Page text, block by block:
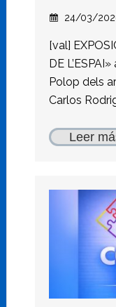
24/03/
[val]
DE
Polop dels
Carlos
Leer